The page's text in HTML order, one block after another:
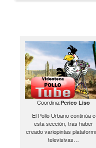
Coordina:Perico Liso
El Pollo Urbano continúa
esta sección, tras haber
creado variopintas
televisivas…